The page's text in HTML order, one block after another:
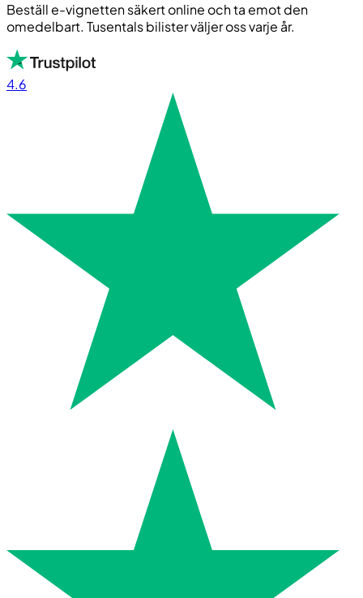
Beställ e-vignetten säkert online och ta emot den
omedelbart. Tusentals bilister väljer oss varje år.
4.6